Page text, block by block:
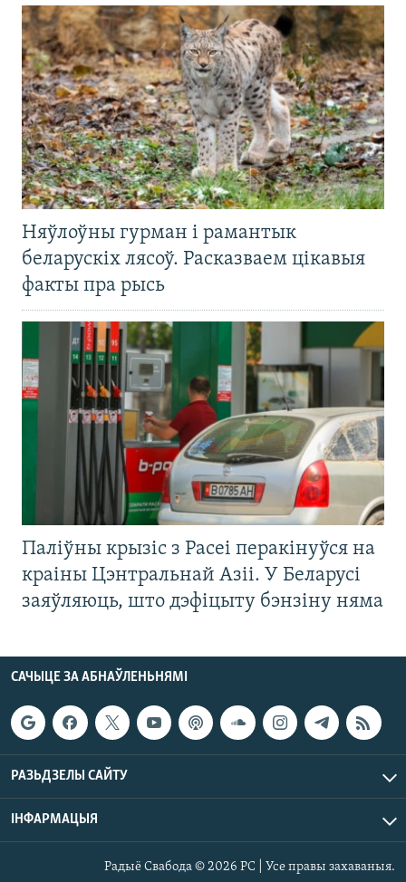
Няўлоўны гурман і рамантык
беларускіх лясоў. Расказваем цікавыя
факты пра рысь
Паліўны крызіс з Расеі перакінуўся на
краіны Цэнтральнай Азіі. У Беларусі
заяўляюць, што дэфіцыту бэнзіну няма
САЧЫЦЕ ЗА АБНАЎЛЕНЬНЯМІ
РАЗЬДЗЕЛЫ САЙТУ
ІНФАРМАЦЫЯ
Радыё Свабода © 2026 РС | Усе правы захаваныя.